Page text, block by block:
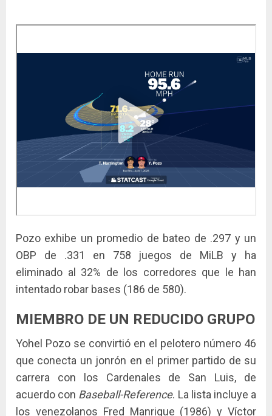
Pozo exhibe un promedio de bateo de .297 y un
OBP de .331 en 758 juegos de MiLB y ha
eliminado al 32% de los corredores que le han
intentado robar bases (186 de 580).
MIEMBRO DE UN REDUCIDO GRUPO
Yohel Pozo se convirtió en el pelotero número 46
que conecta un jonrón en el primer partido de su
carrera con los Cardenales de San Luis, de
acuerdo con Baseball-Reference. La lista incluye a
los venezolanos Fred Manrique (1986) y Víctor